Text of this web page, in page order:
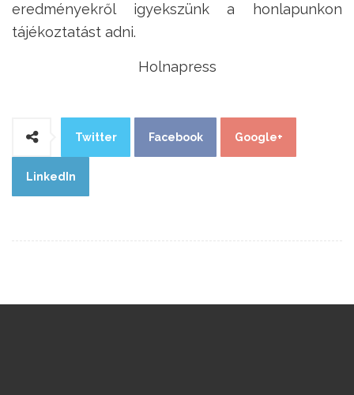
eredményekről igyekszünk a honlapunkon
tájékoztatást adni.
Holnapress
Twitter Facebook Google+
LinkedIn